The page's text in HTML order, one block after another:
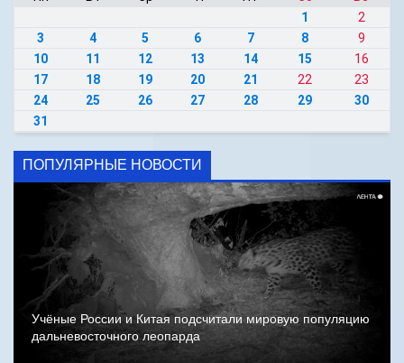
1
2
3
4 5 6 7 8
9
10
11 12 13 14 15
16
17
18 19 20 21 22
23
24
25 26 27 28 29
30
31
ПОПУЛЯРНЫЕ НОВОСТИ
Учёные России и Китая подсчитали мировую популяцию
дальневосточного леопарда